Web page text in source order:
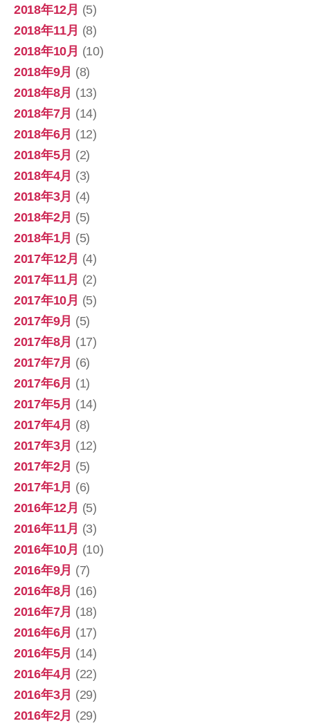
2018年12月 (5)
2018年11月 (8)
2018年10月 (10)
2018年9月 (8)
2018年8月 (13)
2018年7月 (14)
2018年6月 (12)
2018年5月 (2)
2018年4月 (3)
2018年3月 (4)
2018年2月 (5)
2018年1月 (5)
2017年12月 (4)
2017年11月 (2)
2017年10月 (5)
2017年9月 (5)
2017年8月 (17)
2017年7月 (6)
2017年6月 (1)
2017年5月 (14)
2017年4月 (8)
2017年3月 (12)
2017年2月 (5)
2017年1月 (6)
2016年12月 (5)
2016年11月 (3)
2016年10月 (10)
2016年9月 (7)
2016年8月 (16)
2016年7月 (18)
2016年6月 (17)
2016年5月 (14)
2016年4月 (22)
2016年3月 (29)
2016年2月 (29)